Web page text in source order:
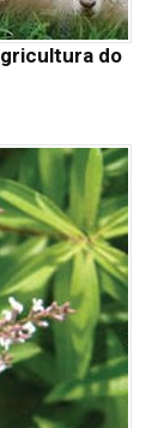
do